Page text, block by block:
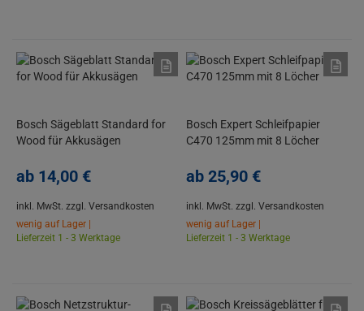
Bosch Sägeblatt Standard for
Wood für Akkusägen
ab 14,00 €
inkl. MwSt. zzgl. Versandkosten
wenig auf Lager |
Lieferzeit 1 - 3 Werktage
Bosch Expert Schleifpapier
C470 125mm mit 8 Löcher
ab 25,90 €
inkl. MwSt. zzgl. Versandkosten
wenig auf Lager |
Lieferzeit 1 - 3 Werktage